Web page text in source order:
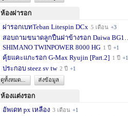
ห้องผ่ารอก
ผ่ารอกเบทTeban Litespin DCx 5 เดือน +3
สอบถามขนาดลูกปืนฝาข้างรอก Daiwa BG10
SHIMANO TWINPOWER 8000 HG 1 ปี +1
คุ้ยแคะแกะรอก G-Max Ryujin [Part.2] 1 ปี +1
ประกอบ steez sv tw 2 ปี +1
ดูทั้งหมด...
ส่งข้อมูล
ห้องแต่งรอก
อัพเดท px เหลือง 3 เดือน +1